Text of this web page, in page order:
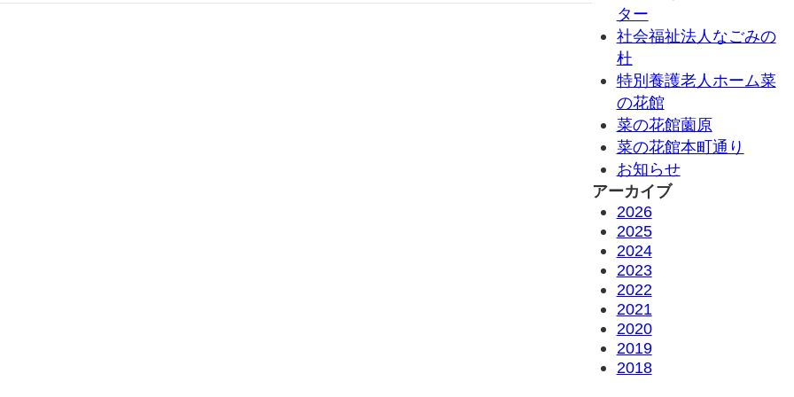
ター
社会福祉法人なごみの
杜
特別養護老人ホーム菜
の花館
菜の花館薗原
菜の花館本町通り
お知らせ
アーカイブ
2026
2025
2024
2023
2022
2021
2020
2019
2018